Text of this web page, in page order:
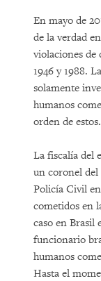
En mayo de
de la verdad
violaciones de
1946 y 1988.
solamente
humanos
orden de estos.
La fiscalía del
un coronel
Policía Civil
cometidos en
caso en Brasil
funcionario
humanos
Hasta el